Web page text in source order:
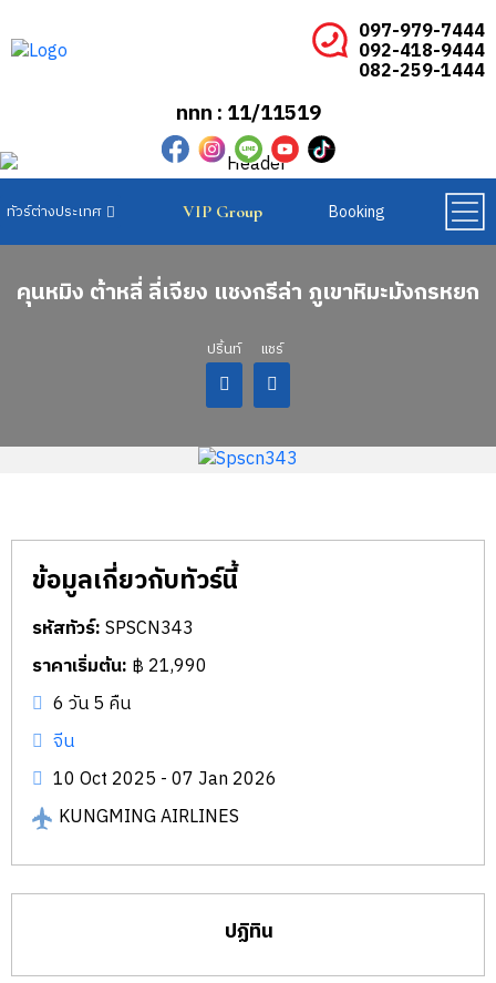
097-979-7444
092-418-9444
082-259-1444
ททท : 11/11519
VIP Group Booking
คุนหมิง ต้าหลี่ ลี่เจียง แชงกรีล่า ภูเขาหิมะมังกรหยก
ข้อมูลเกี่ยวกับทัวร์นี้
รหัสทัวร์:SPSCN343
ราคาเริ่มต้น: ฿ 21,990
6 วัน 5 คืน
จีน
10 Oct 2025 - 07 Jan 2026
KUNGMING AIRLINES
ปฏิทิน